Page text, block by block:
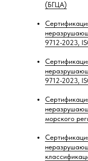
9712-2023,
морского
9712-2023,
(БГЦА)